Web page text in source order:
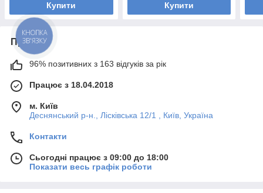
Купити Купити
Про нас
96% позитивних з 163 відгуків за рік
Працює з 18.04.2018
м. Київ
Деснянський р-н., Лісківська 12/1 , Київ, Україна
Контакти
Сьогодні працює з 09:00 до 18:00
Показати весь графік роботи
КНОПКА
ЗВ'ЯЗКУ